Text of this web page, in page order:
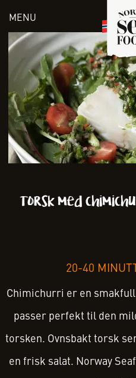
MENU
Torsk med
20-40
Chimichurri er en
passer perfekt til den
torsken. Ovnsbakt torsk
en frisk salat. Norway